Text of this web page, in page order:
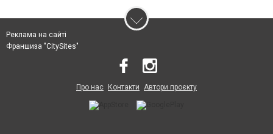
Реклама на сайті
Франшиза "CitySites"
Про нас Контакти Автори проєкту